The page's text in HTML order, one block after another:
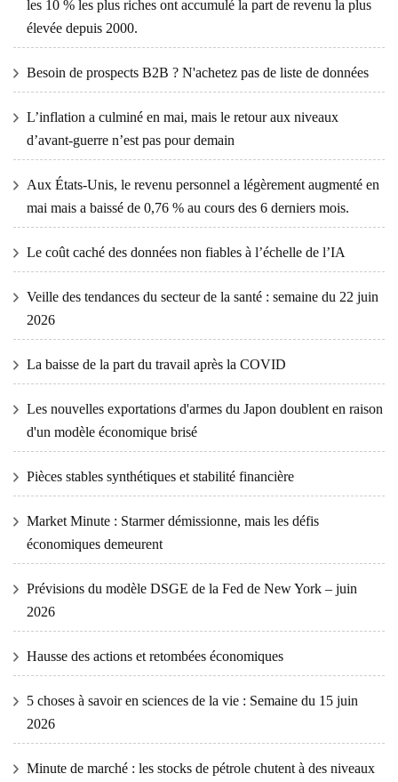
les 10 % les plus riches ont accumulé la part de revenu la plus
élevée depuis 2000.
Besoin de prospects B2B ? N'achetez pas de liste de données
L’inflation a culminé en mai, mais le retour aux niveaux
d’avant-guerre n’est pas pour demain
Aux États-Unis, le revenu personnel a légèrement augmenté en
mai mais a baissé de 0,76 % au cours des 6 derniers mois.
Le coût caché des données non fiables à l’échelle de l’IA
Veille des tendances du secteur de la santé : semaine du 22 juin
2026
La baisse de la part du travail après la COVID
Les nouvelles exportations d'armes du Japon doublent en raison
d'un modèle économique brisé
Pièces stables synthétiques et stabilité financière
Market Minute : Starmer démissionne, mais les défis
économiques demeurent
Prévisions du modèle DSGE de la Fed de New York – juin
2026
Hausse des actions et retombées économiques
5 choses à savoir en sciences de la vie : Semaine du 15 juin
2026
Minute de marché : les stocks de pétrole chutent à des niveaux